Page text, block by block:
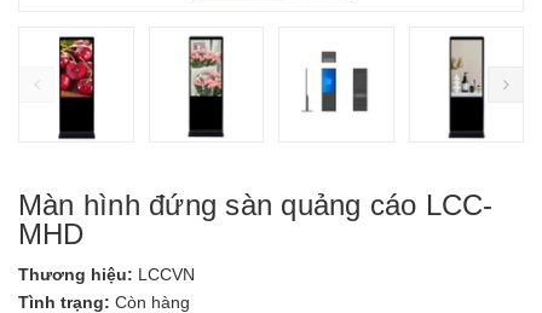
prev
Màn hình đứng sàn quảng cáo LCC-
MHD
Thương hiệu: LCCVN
Tình trạng: Còn hàng